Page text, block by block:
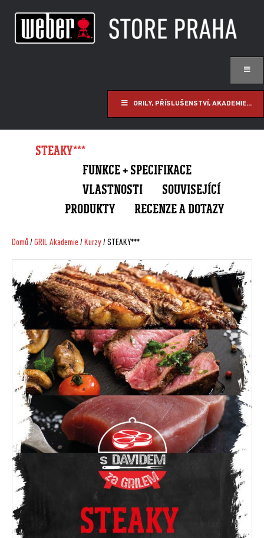
GRILY, PŘÍSLUŠENSTVÍ, AKADEMIE...
STEAKY***
FUNKCE + SPECIFIKACE
VLASTNOSTI
SOUVISEJÍCÍ
PRODUKTY
RECENZE A DOTAZY
Domů /GRIL Akademie / Kurzy/ STEAKY***